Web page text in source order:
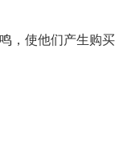
，使他们产生购